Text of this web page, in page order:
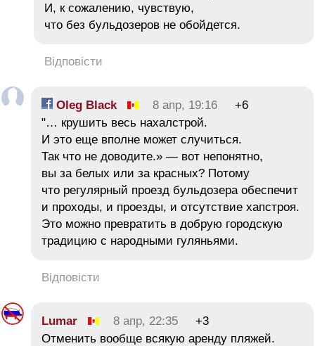
И, к сожалению, чувствую,
что без бульдозеров не обойдется.
Відповісти
Oleg Black 8 апр, 19:16
+6
"… крушить весь нахалстрой.
И это еще вполне может случиться.
Так что не доводите.» — вот непонятно,
вы за белых или за красных? Потому
что регулярный проезд бульдозера обеспечит
и проходы, и проезды, и отсутствие хапстроя.
Это можно превратить в добрую городскую
традицию с народными гуляньями.
Відповісти
Lumar 8 апр, 22:35
+3
Отменить вообще всякую аренду пляжей.